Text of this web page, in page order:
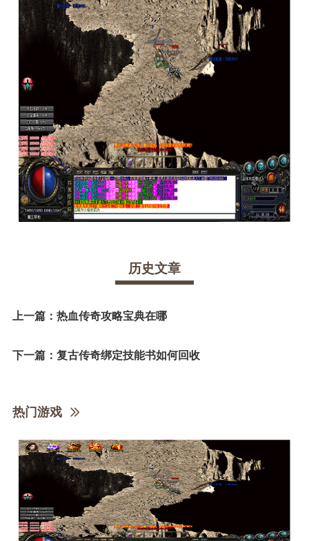
历史文章
上一篇： 热血传奇攻略宝典在哪
下一篇： 复古传奇绑定技能书如何回收
热门游戏